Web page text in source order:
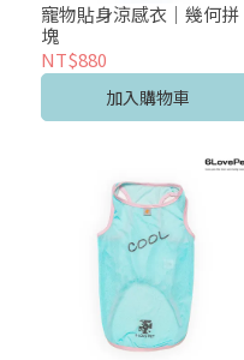
寵物貼身涼感衣｜幾何拼
塊
NT$880
加入購物車